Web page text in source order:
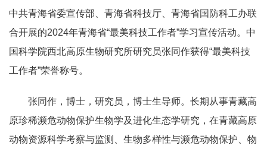
中共青海省委宣传部、青海省科技厅、青海省国防科工办联
合开展的2024年青海省“最美科技工作者”学习宣传活动。中
国科学院西北高原生物研究所研究员张同作获得“最美科技
工作者”荣誉称号。
张同作，博士，研究员，博士生导师。长期从事青藏高
原珍稀濒危动物保护生物学及进化生态学研究，在青藏高原
动物资源科学考察与监测、生物多样性与濒危动物保护、物